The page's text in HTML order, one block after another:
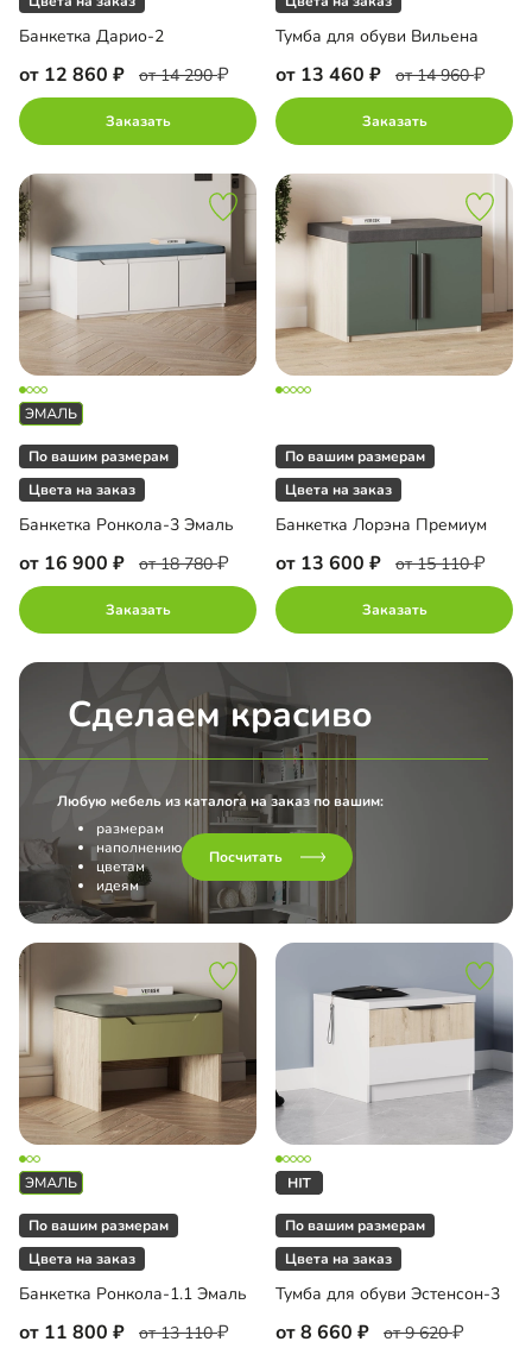
Банкетка Дарио-2
от 12 860 от 14 290
Заказать
Тумба для обуви Вильена
от 13 460 от 14 960
Заказать
По вашим размерам
Цвета на заказ
Банкетка Ронкола-3 Эмаль
от 16 900 от 18 780
Заказать
По вашим размерам
Цвета на заказ
Банкетка Лорэна Премиум
от 13 600 от 15 110
Заказать
Сделаем красиво
Любую мебель из каталога на заказ по вашим:
размерам
наполнению
цветам
идеям
Посчитать
По вашим размерам
Цвета на заказ
Банкетка Ронкола-1.1 Эмаль
от 11 800 от 13 110
По вашим размерам
Цвета на заказ
Тумба для обуви Эстенсон-3
от 8 660 от 9 620